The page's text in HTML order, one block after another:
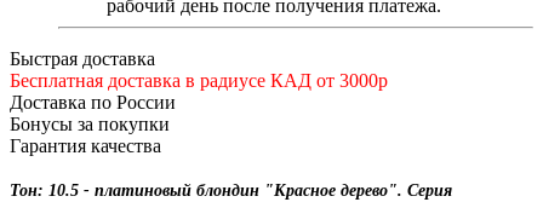
рабочий день после получения платежа.
Быстрая доставка
Бесплатная доставка в радиусе КАД от 3000р
Доставка по России
Бонусы за покупки
Гарантия качества
Тон: 10.5 - платиновый блондин "Красное дерево". Серия